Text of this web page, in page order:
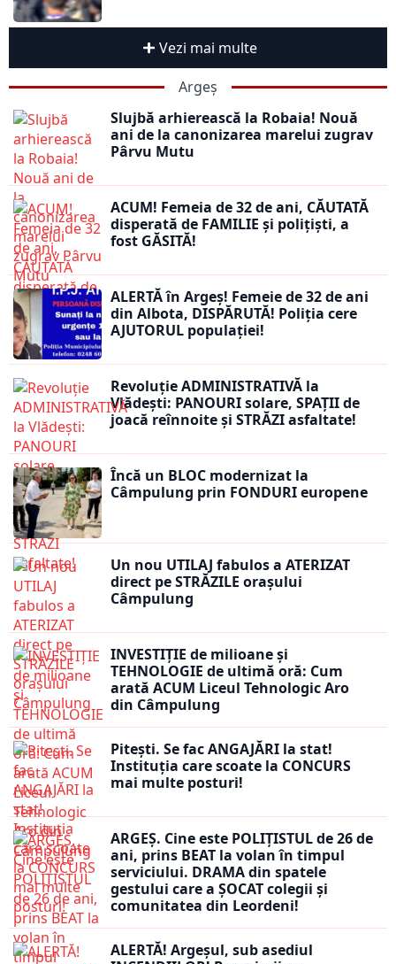
Vezi mai multe
Argeș
Slujbă arhierească la Robaia! Nouă
ani de la canonizarea marelui zugrav
Pârvu Mutu
ACUM! Femeia de 32 de ani, CĂUTATĂ
disperată de FAMILIE și polițiști, a
fost GĂSITĂ!
ALERTĂ în Argeș! Femeie de 32 de ani
din Albota, DISPĂRUTĂ! Poliția cere
AJUTORUL populației!
Revoluție ADMINISTRATIVĂ la
Vlădești: PANOURI solare, SPAȚII de
joacă reînnoite și STRĂZI asfaltate!
Încă un BLOC modernizat la
Câmpulung prin FONDURI europene
Un nou UTILAJ fabulos a ATERIZAT
direct pe STRĂZILE orașului
Câmpulung
INVESTIȚIE de milioane și
TEHNOLOGIE de ultimă oră: Cum
arată ACUM Liceul Tehnologic Aro
din Câmpulung
Pitești. Se fac ANGAJĂRI la stat!
Instituția care scoate la CONCURS
mai multe posturi!
ARGEȘ. Cine este POLIȚISTUL de 26 de
ani, prins BEAT la volan în timpul
serviciului. DRAMA din spatele
gestului care a ȘOCAT colegii și
comunitatea din Leordeni!
ALERTĂ! Argeșul, sub asediul